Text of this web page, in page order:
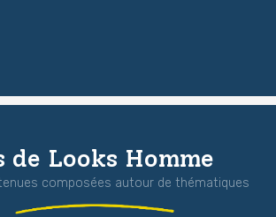
de Looks Homme
composées autour de thématiques